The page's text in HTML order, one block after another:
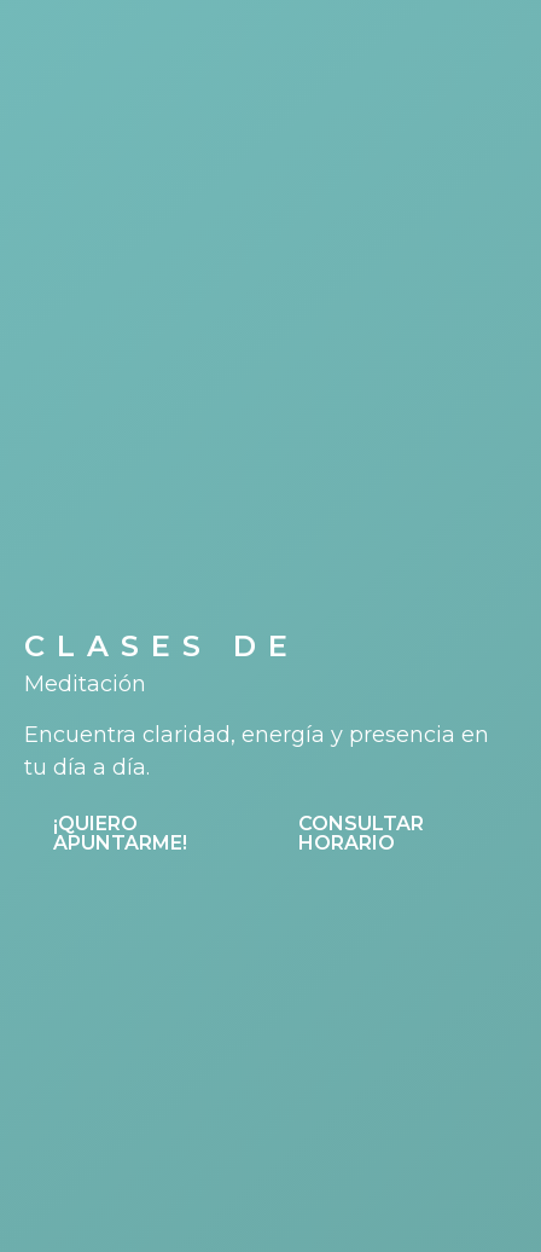
CLASES DE
Meditación
Encuentra claridad, energía y presencia en
tu día a día.
¡QUIERO
APUNTARME!
CONSULTAR
HORARIO